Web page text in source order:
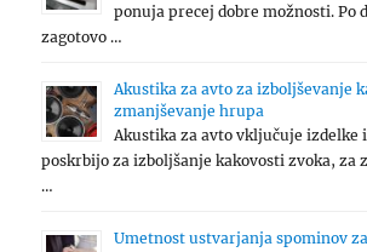
ponuja precej dobre možnosti. Po
zagotovo …
Akustika za avto za izboljševanje
zmanjševanje hrupa
Akustika za avto vključuje izdelke
poskrbijo za izboljšanje kakovosti zvoka, za
…
Umetnost ustvarjanja spominov